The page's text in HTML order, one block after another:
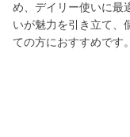
め、デイリー使いに最
いが魅力を引き立て、
ての方におすすめです。